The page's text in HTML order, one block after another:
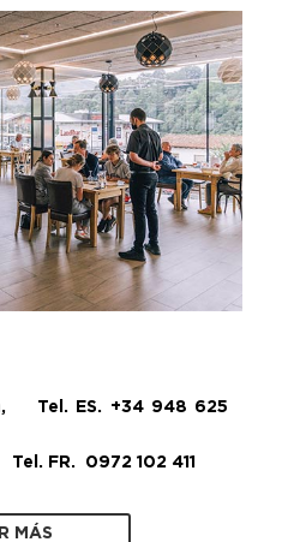
Tel. ES. +34 948 625
Tel. FR. 0972 102 411
MÁS